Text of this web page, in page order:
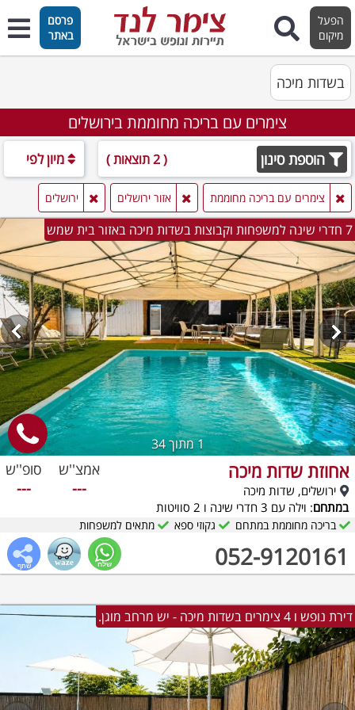
הפעל
מיקום
פרסם
באתר
בשדות מיכה
צימרים עם בריכה מחוממת בירושלים
הוספת סינון ( 2 תוצאות ) מיון לפי
צימרים עם בריכה מחוממת אזור ירושלים ירושלים
7 חדרי שינה למשפחות וקבוצות בשדות מיכה באזור בית שמש
1מתוך 34
אחוזת שדות מיכה
ירושלים, שדות מיכה
במתחם: וילה עם 3 חדרי שינה ו 2 סוויטות
052-9120161
אמצ''ש
---
סופ''ש
---
בריכה מחוממת במתחם גקוזי ספא מתאים למשפחות
דירת נופש ו 4 צימרים בשדות מיכה - יש מרחב מוגן.